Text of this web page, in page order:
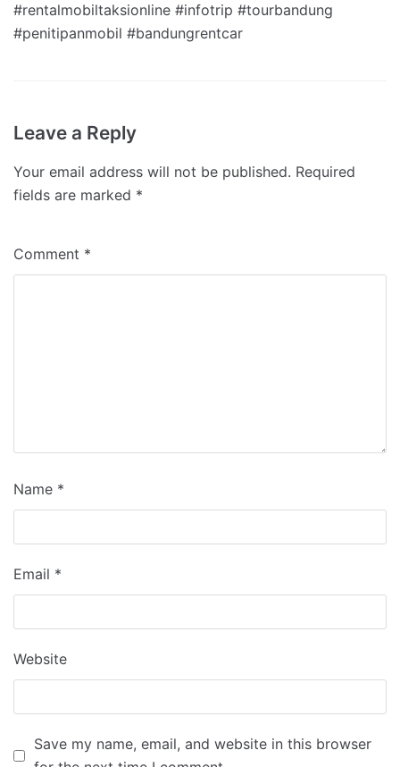
#rentalmobiltaksionline #infotrip #tourbandung
#penitipanmobil #bandungrentcar
Leave a Reply
Your email address will not be published. Required
fields are marked *
Comment *
Name *
Email *
Website
Save my name, email, and website in this browser